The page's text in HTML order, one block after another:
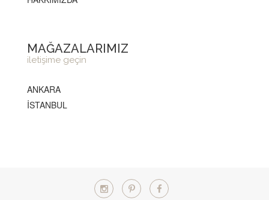
MAĞAZALARIMIZ
iletişime geçin
ANKARA
İSTANBUL